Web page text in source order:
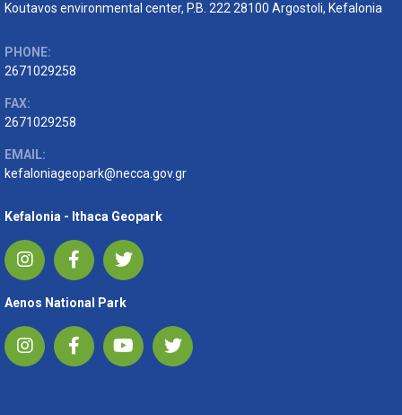
Koutavos environmental center, P.B. 222 28100 Argostoli, Kefalonia
PHONE:
2671029258
FAX:
2671029258
EMAIL:
kefaloniageopark@necca.gov.gr
Kefalonia - Ithaca Geopark
Aenos National Park